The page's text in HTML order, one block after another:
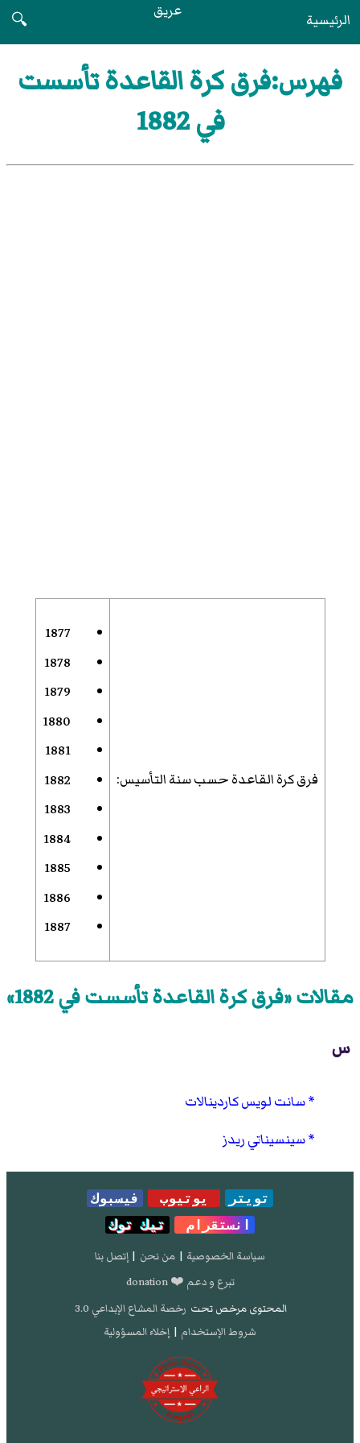
الرئيسية عريق
🔍
فهرس:فرق كرة القاعدة تأسست
في 1882
فرق كرة القاعدة حسب سنة التأسيس:
1877
1878
1879
1880
1881
1882
1883
1884
1885
1886
1887
مقالات «فرق كرة القاعدة تأسست في 1882»
س
سانت لويس كاردينالات
سينسيناتي ريدز
تويتر يوتيوب
فيسبوك
انستقرام
تيك توك
سياسة الخصوصية | من نحن | إتصل بنا
تبرع و دعم ❤️ donation
المحتوى مرخص تحت رخصة المشاع الإبداعي 3.0
شروط الإستخدام | إخلاء المسؤولية